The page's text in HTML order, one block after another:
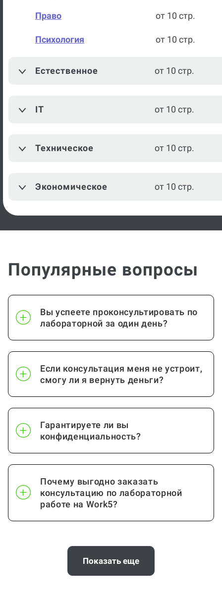
Право от 10 стр.
Психология от 10 стр.
Естественное от 10 стр.
IT от 10 стр.
Техническое от 10 стр.
Экономическое от 10 стр.
Популярные вопросы
Вы успеете проконсультировать по
лабораторной за один день?
Если консультация меня не устроит,
смогу ли я вернуть деньги?
Гарантируете ли вы
конфиденциальность?
Почему выгодно заказать
консультацию по лабораторной
работе на Work5?
Когда и как нужно оплачивать
Показать еще